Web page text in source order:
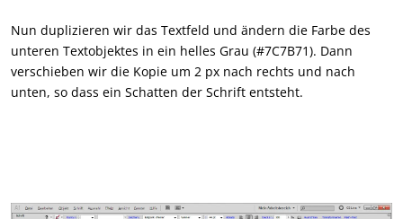
Nun duplizieren wir das Textfeld und ändern die Farbe des
unteren Textobjektes in ein helles Grau (#7C7B71). Dann
verschieben wir die Kopie um 2 px nach rechts und nach
unten, so dass ein Schatten der Schrift entsteht.